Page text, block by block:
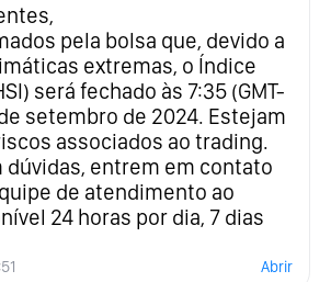
pela bolsa que, devido a
extremas, o Índice
será fechado às 7:35 (GMT-
setembro de 2024. Estejam
associados ao trading.
dúvidas, entrem em contato
de atendimento ao
24 horas por dia, 7 dias
Abrir